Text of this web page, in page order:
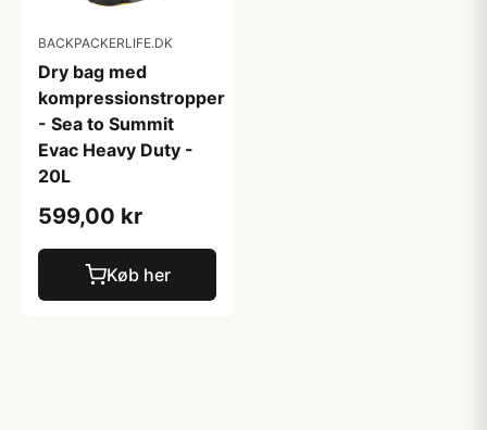
BACKPACKERLIFE.DK
Dry bag med
kompressionstropper
- Sea to Summit
Evac Heavy Duty -
20L
599,00 kr
Køb her